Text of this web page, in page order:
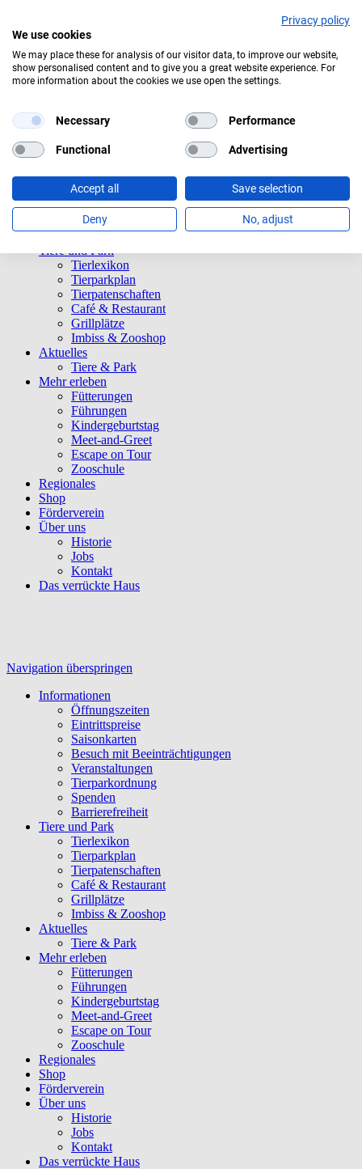
bewölkt
Informationen
Eintrittspreise
Besuch mit Beeinträchtigungen
Veranstaltungen
Tierparkordnung
Spenden
Barrierefreiheit
Tiere und Park
Tierlexikon
Tierparkplan
Tierpatenschaften
Café & Restaurant
Grillplätze
Imbiss & Zooshop
Aktuelles
Tiere & Park
Mehr erleben
Fütterungen
Führungen
Kindergeburtstag
Meet-and-Greet
Escape on Tour
Zooschule
Regionales
Shop
Förderverein
Über uns
Historie
Jobs
Kontakt
Das verrückte Haus
Navigation überspringen
Informationen
Öffnungszeiten
Eintrittspreise
Saisonkarten
Besuch mit Beeinträchtigungen
Veranstaltungen
Tierparkordnung
Spenden
Barrierefreiheit
Tiere und Park
Tierlexikon
Tierparkplan
Tierpatenschaften
Café & Restaurant
Grillplätze
Imbiss & Zooshop
Aktuelles
Tiere & Park
Mehr erleben
Fütterungen
Führungen
Kindergeburtstag
Meet-and-Greet
Escape on Tour
Zooschule
Regionales
Shop
Förderverein
Über uns
Historie
Jobs
Kontakt
Das verrückte Haus
Privacy policy
We use cookies
We may place these for analysis of our visitor data, to improve our website,
show personalised content and to give you a great website experience. For
more information about the cookies we use open the settings.
Necessary Performance
Functional Advertising
Accept all Save selection
Deny No, adjust